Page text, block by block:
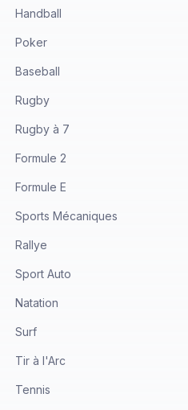
Handball
Poker
Baseball
Rugby
Rugby à 7
Formule 2
Formule E
Sports Mécaniques
Rallye
Sport Auto
Natation
Surf
Tir à l'Arc
Tennis